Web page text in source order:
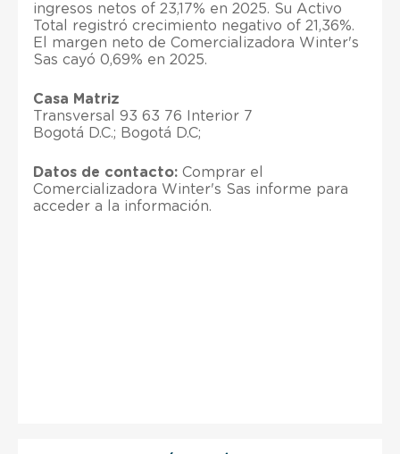
ingresos netos of 23,17% en 2025. Su Activo
Total registró crecimiento negativo of 21,36%.
El margen neto de Comercializadora Winter's
Sas cayó 0,69% en 2025.
Casa Matriz
Transversal 93 63 76 Interior 7
Bogotá D.C.; Bogotá D.C;
Datos de contacto: Comprar el
Comercializadora Winter's Sas informe para
acceder a la información.